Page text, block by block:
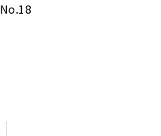
No.18